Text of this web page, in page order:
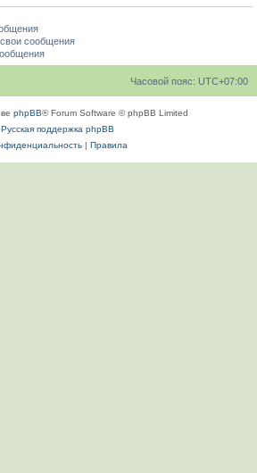
сообщения
Часовой пояс: UTC+07:00
phpBB® Forum Software © phpBB Limited
Русская поддержка phpBB
| Правила